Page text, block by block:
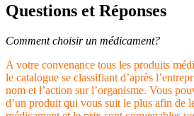
Questions et Réponses
Comment choisir un médicament?
A votre convenance tous les produits
le catalogue se classifiant d’après
nom et l’action sur l’organisme. Vous
d’un produit qui vous suit le plus afin de